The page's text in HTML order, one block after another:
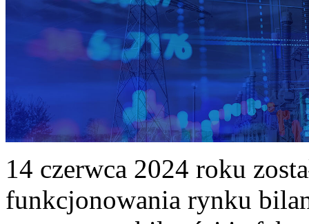
14 czerwca 2024 roku
funkcjonowania rynku